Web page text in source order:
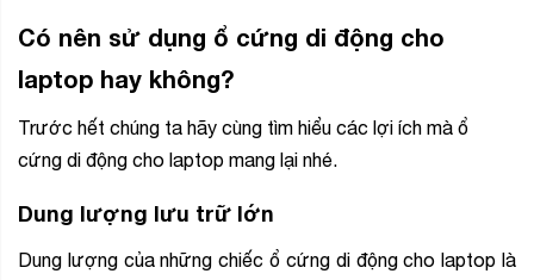
Có nên sử dụng ổ cứng di động cho
laptop hay không?
Trước hết chúng ta hãy cùng tìm hiểu các lợi ích mà ổ
cứng di động cho laptop mang lại nhé.
Dung lượng lưu trữ lớn
Dung lượng của những chiếc ổ cứng di động cho laptop là